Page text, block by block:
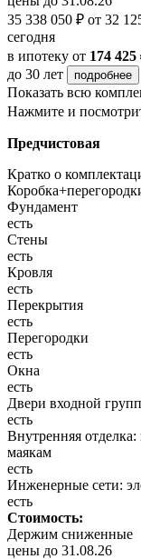
35 338 050 ₽ от 32
сегодня
в ипотеку от 174
до 30 лет
подробнее
Показать всю
Нажмите и
Предчистовая
Кратко о
Фундамент
есть
Стены
есть
Кровля
есть
Перекрытия
есть
Перегородки
есть
Окна
есть
Двери входной
есть
Внутренняя
маякам
есть
Инженерные сети:
есть
Стоимость:
Держим сниженные
цены до 31.08.26